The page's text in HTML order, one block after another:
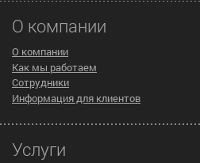
О компании
О компании
Как мы работаем
Сотрудники
Информация для клиентов
Услуги